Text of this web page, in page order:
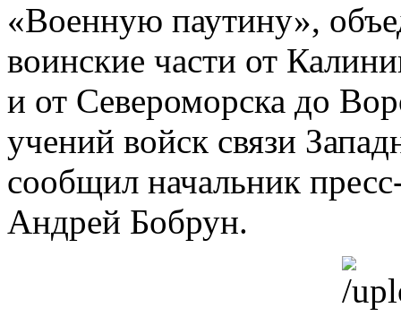
«Военную паутину»,
воинские части от
и от Североморска до
учений войск связи
сообщил начальник
Андрей Бобрун.